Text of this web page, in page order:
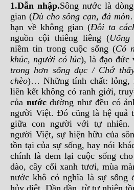
1.Dẫn nhập.Sông nước là
gian (Dù cho sông cạn, đá mòn
hạn về không gian (Đôi ta
nguồn cội thiêng liêng (
niềm tin trong cuộc sống (Có
khúc, người có lúc), là đạo đức
trong hơn sống đục / Chớ
chèo)… Những tính chất: lỏng,
liên kết không có ranh giới,
của nướcdường như đều có
người Việt. Đó cũng là hệ quả
giữa con người với tự nhiên.
người Việt, sự hiện hữu của
tồn tại của sự sống, hay nói
chính là đem lại cuộc sống
dào, cây cối xanh tươi, mùa
nước khô có nghĩa là sự sống
hủy diệt. Dần dần, từ tự nhiên